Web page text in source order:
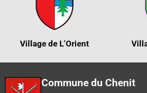
Village de L’Orient
Commune du Chenit